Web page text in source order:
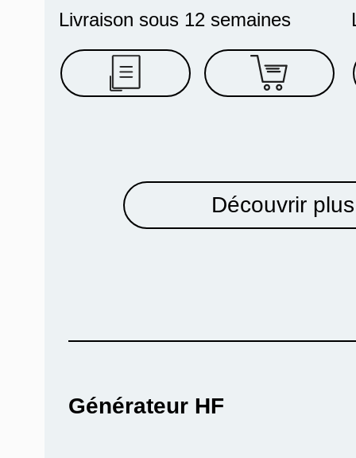
Livraison sous 12 semaines
Découvrir
Générateur HF